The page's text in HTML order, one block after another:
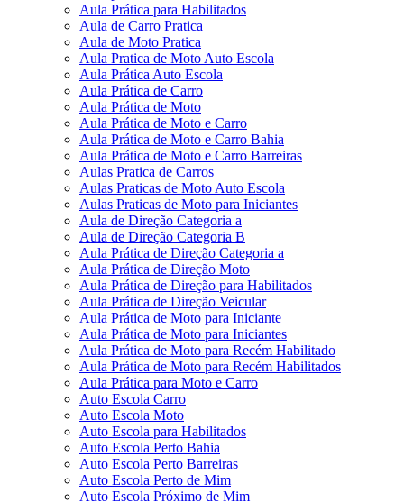
Aula Prática para Habilitados
Aula de Carro Pratica
Aula de Moto Pratica
Aula Pratica de Moto Auto Escola
Aula Prática Auto Escola
Aula Prática de Carro
Aula Prática de Moto
Aula Prática de Moto e Carro
Aula Prática de Moto e Carro Bahia
Aula Prática de Moto e Carro Barreiras
Aulas Pratica de Carros
Aulas Praticas de Moto Auto Escola
Aulas Praticas de Moto para Iniciantes
Aula de Direção Categoria a
Aula de Direção Categoria B
Aula Prática de Direção Categoria a
Aula Prática de Direção Moto
Aula Prática de Direção para Habilitados
Aula Prática de Direção Veicular
Aula Prática de Moto para Iniciante
Aula Prática de Moto para Iniciantes
Aula Prática de Moto para Recém Habilitado
Aula Prática de Moto para Recém Habilitados
Aula Prática para Moto e Carro
Auto Escola Carro
Auto Escola Moto
Auto Escola para Habilitados
Auto Escola Perto Bahia
Auto Escola Perto Barreiras
Auto Escola Perto de Mim
Auto Escola Próximo de Mim